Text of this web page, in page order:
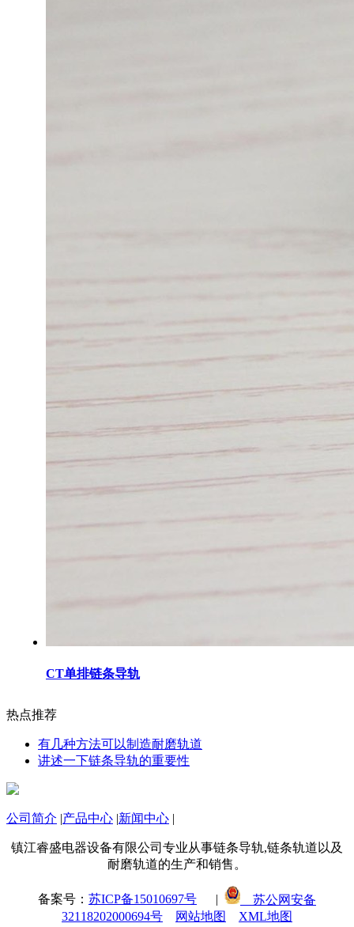
CT单排链条导轨
热点推荐
有几种方法可以制造耐磨轨道
讲述一下链条导轨的重要性
公司简介 产品中心 新闻中心
镇江睿盛电器设备有限公司专业从事链条导轨,链条轨道以及
耐磨轨道的生产和销售。
备案号： 苏ICP备15010697号
苏公网安备
32118202000694号
网站地图 XML地图